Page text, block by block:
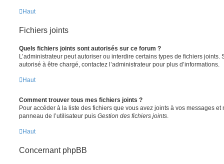
Haut
Fichiers joints
Quels fichiers joints sont autorisés sur ce forum ?
L’administrateur peut autoriser ou interdire certains types de fichiers joints.
autorisé à être chargé, contactez l’administrateur pour plus d’informations.
Haut
Comment trouver tous mes fichiers joints ?
Pour accéder à la liste des fichiers que vous avez joints à vos messages
panneau de l’utilisateur puis Gestion des fichiers joints
Haut
Concernant phpBB